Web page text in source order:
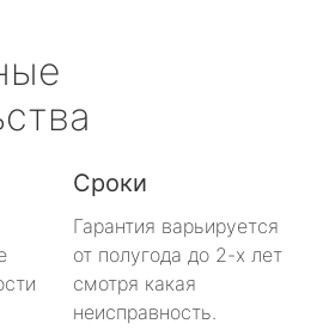
Сроки
Гарантия варьируется
от полугода до 2-х лет
смотря какая
неисправность.